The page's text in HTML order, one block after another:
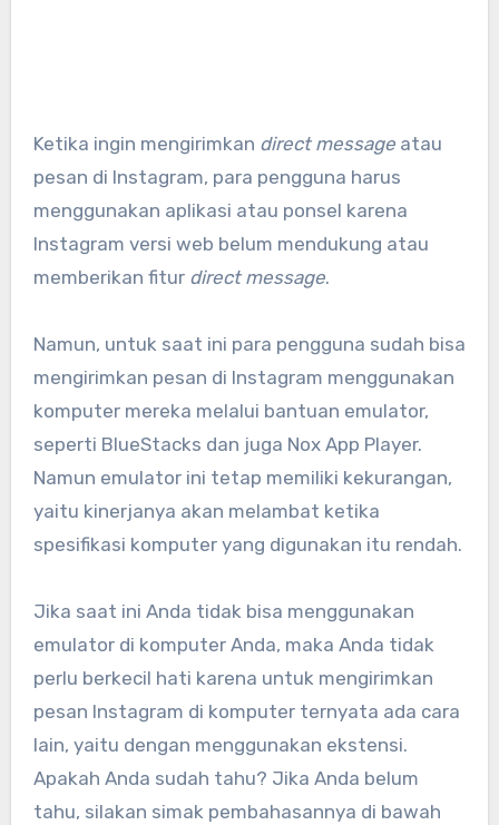
Ketika ingin mengirimkan direct messageatau
pesan di Instagram, para pengguna harus
menggunakan aplikasi atau ponsel karena
Instagram versi web belum mendukung atau
memberikan fitur direct message.
Namun, untuk saat ini para pengguna sudah bisa
mengirimkan pesan di Instagram menggunakan
komputer mereka melalui bantuan emulator,
seperti BlueStacks dan juga Nox App Player.
Namun emulator ini tetap memiliki kekurangan,
yaitu kinerjanya akan melambat ketika
spesifikasi komputer yang digunakan itu rendah.
Jika saat ini Anda tidak bisa menggunakan
emulator di komputer Anda, maka Anda tidak
perlu berkecil hati karena untuk mengirimkan
pesan Instagram di komputer ternyata ada cara
lain, yaitu dengan menggunakan ekstensi.
Apakah Anda sudah tahu? Jika Anda belum
tahu, silakan simak pembahasannya di bawah